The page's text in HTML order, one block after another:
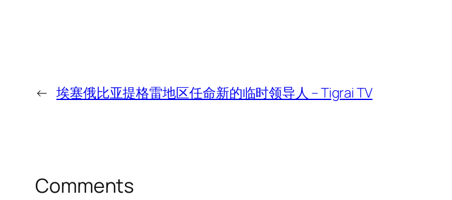
← 埃塞俄比亚提格雷地区任命新的临时领导人 – Tigrai TV
Comments